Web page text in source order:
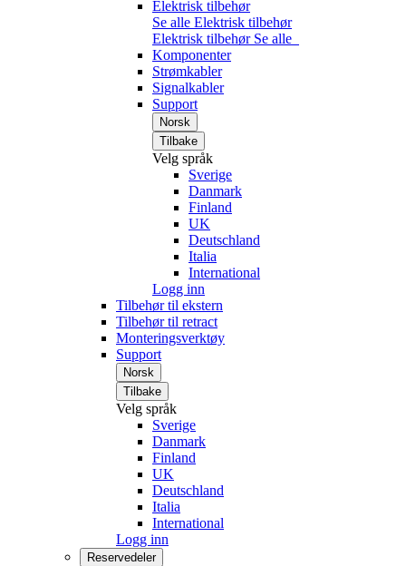
Elektrisk tilbehør
Se alle Elektrisk tilbehør
Elektrisk tilbehør Se alle
Komponenter
Strømkabler
Signalkabler
Support
Norsk
Tilbake
Velg språk
Sverige
Danmark
Finland
UK
Deutschland
Italia
International
Logg inn
Tilbehør til ekstern
Tilbehør til retract
Monteringsverktøy
Support
Norsk
Tilbake
Velg språk
Sverige
Danmark
Finland
UK
Deutschland
Italia
International
Logg inn
Reservedeler